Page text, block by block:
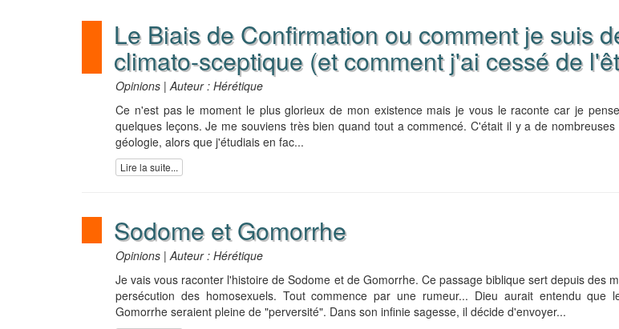
Le Biais de Confirmation ou comment je suis
climato-sceptique (et comment j'ai cessé de
Opinions | Auteur : Hérétique
Ce n'est pas le moment le plus glorieux de mon existence mais je vous le raconte car je
quelques leçons. Je me souviens très bien quand tout a commencé. C'était il y a de
géologie, alors que j'étudiais en fac...
Lire la suite...
Sodome et Gomorrhe
Opinions | Auteur : Hérétique
Je vais vous raconter l'histoire de Sodome et de Gomorrhe. Ce passage biblique sert depuis des
persécution des homosexuels. Tout commence par une rumeur... Dieu aurait entendu que
Gomorrhe seraient pleine de "perversité". Dans son infinie sagesse, il décide d'envoyer...